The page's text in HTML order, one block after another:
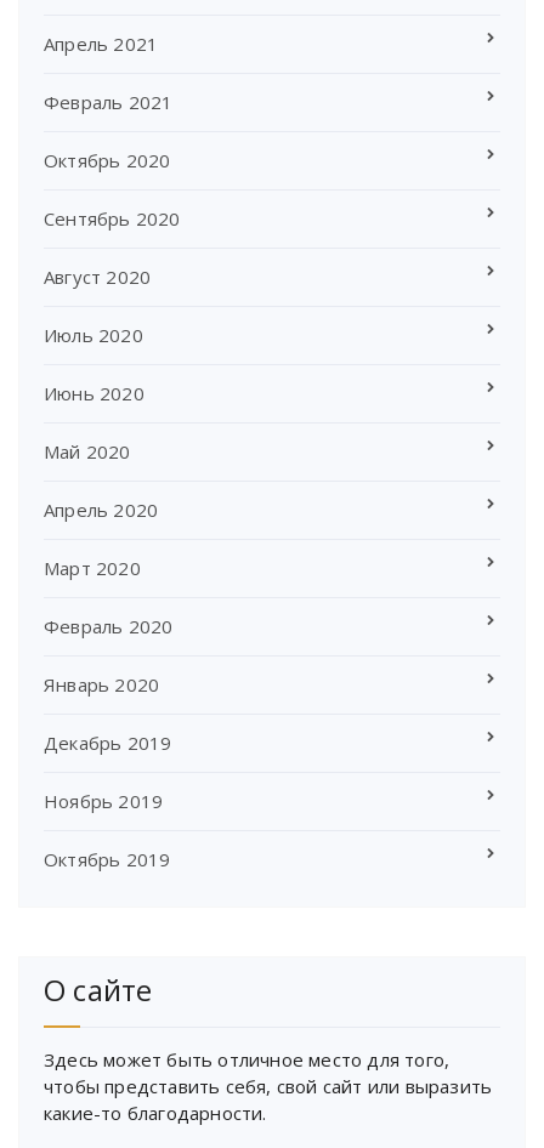
Апрель 2021
Февраль 2021
Октябрь 2020
Сентябрь 2020
Август 2020
Июль 2020
Июнь 2020
Май 2020
Апрель 2020
Март 2020
Февраль 2020
Январь 2020
Декабрь 2019
Ноябрь 2019
Октябрь 2019
О сайте
Здесь может быть отличное место для того,
чтобы представить себя, свой сайт или выразить
какие-то благодарности.